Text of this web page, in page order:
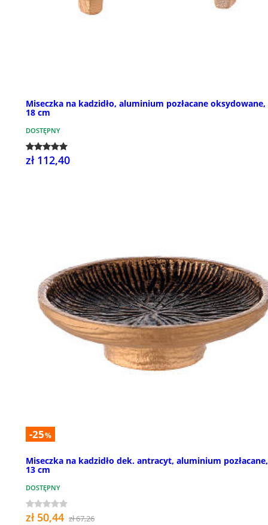
Miseczka na kadzidło, aluminium pozłacane oksydowane,
18 cm
DOSTĘPNY
zł 112,40
-25%
Miseczka na kadzidło dek. antracyt, aluminium
13 cm
DOSTĘPNY
zł 50,44 zł 67,26